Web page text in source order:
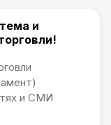
и
и СМИ